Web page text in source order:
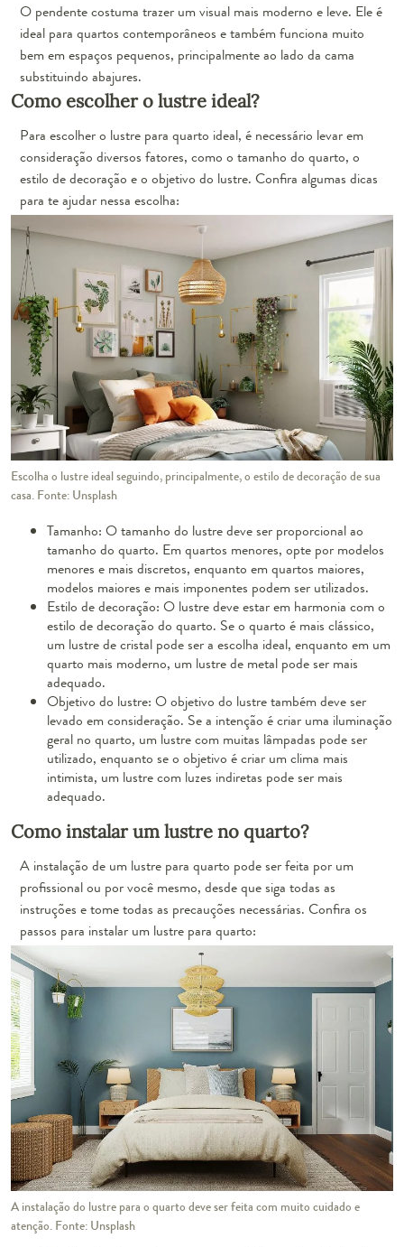
O pendente costuma trazer um visual mais moderno e leve. Ele é
ideal para quartos contemporâneos e também funciona muito
bem em espaços pequenos, principalmente ao lado da cama
substituindo abajures.
Como escolher o lustre ideal?
Para escolher o lustre para quarto ideal, é necessário levar em
consideração diversos fatores, como o tamanho do quarto, o
estilo de decoração e o objetivo do lustre. Confira algumas dicas
para te ajudar nessa escolha:
Escolha o lustre ideal seguindo, principalmente, o estilo de decoração de sua
casa. Fonte: Unsplash
Tamanho: O tamanho do lustre deve ser proporcional ao
tamanho do quarto. Em quartos menores, opte por modelos
menores e mais discretos, enquanto em quartos maiores,
modelos maiores e mais imponentes podem ser utilizados.
Estilo de decoração: O lustre deve estar em harmonia com o
estilo de decoração do quarto. Se o quarto é mais clássico,
um lustre de cristal pode ser a escolha ideal, enquanto em um
quarto mais moderno, um lustre de metal pode ser mais
adequado.
Objetivo do lustre: O objetivo do lustre também deve ser
levado em consideração. Se a intenção é criar uma iluminação
geral no quarto, um lustre com muitas lâmpadas pode ser
utilizado, enquanto se o objetivo é criar um clima mais
intimista, um lustre com luzes indiretas pode ser mais
adequado.
Como instalar um lustre no quarto?
A instalação de um lustre para quarto pode ser feita por um
profissional ou por você mesmo, desde que siga todas as
instruções e tome todas as precauções necessárias. Confira os
passos para instalar um lustre para quarto:
A instalação do lustre para o quarto deve ser feita com muito cuidado e
atenção. Fonte: Unsplash